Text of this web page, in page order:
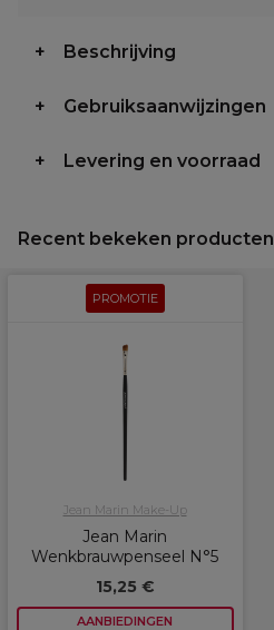
Beschrijving
Gebruiksaanwijzingen
Levering en voorraad
Recent bekeken producten
PROMOTIE
Jean Marin Make-Up
Jean Marin
Wenkbrauwpenseel N°5
15,25 €
AANBIEDINGEN